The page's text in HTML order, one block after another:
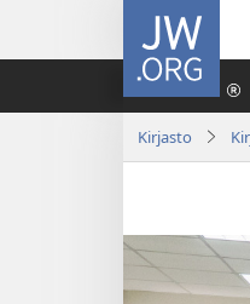
JW.ORG
Kirjasto